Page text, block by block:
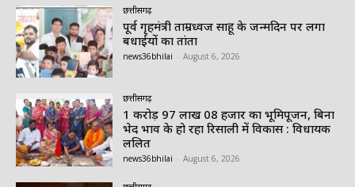
छत्तीसगढ़
पूर्व गृहमंत्री ताम्रध्वज साहू के जन्मदिन पर लगा
बधाईयों का तांता
news36bhilai August 6, 2026
छत्तीसगढ़
1 करोड़ 97 लाख 08 हजार का भूमिपूजन, बिना
भेद भाव के हो रहा रिसाली में विकास : विधायक
ललित
news36bhilai August 6, 2026